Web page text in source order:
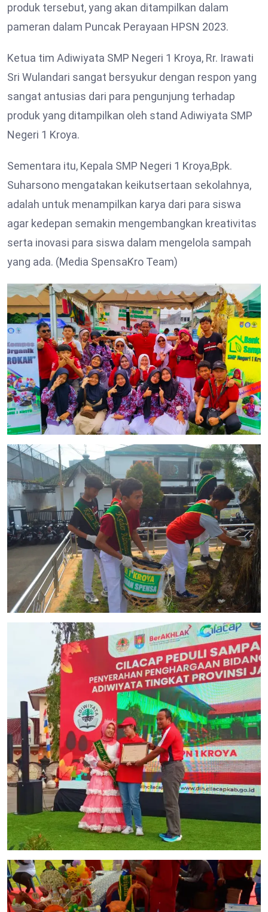
produk tersebut, yang akan ditampilkan dalam
pameran dalam Puncak Perayaan HPSN 2023.
Ketua tim Adiwiyata SMP Negeri 1 Kroya, Rr. Irawati
Sri Wulandari sangat bersyukur dengan respon yang
sangat antusias dari para pengunjung terhadap
produk yang ditampilkan oleh stand Adiwiyata SMP
Negeri 1 Kroya.
Sementara itu, Kepala SMP Negeri 1 Kroya,Bpk.
Suharsono mengatakan keikutsertaan sekolahnya,
adalah untuk menampilkan karya dari para siswa
agar kedepan semakin mengembangkan kreativitas
serta inovasi para siswa dalam mengelola sampah
yang ada. (Media SpensaKro Team)